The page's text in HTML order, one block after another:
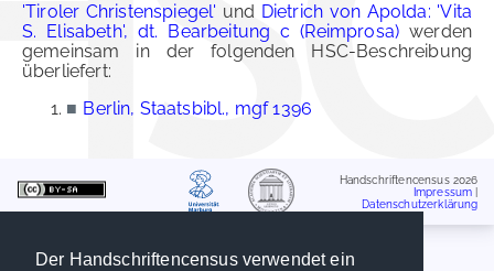
Der Handschriftencensus verwendet ein
'Tiroler Christenspiegel' und Dietrich von Apolda: 'Vita
S. Elisabeth', dt. Bearbeitung c (Reimprosa) werden
gemeinsam in der folgenden HSC-Beschreibung
überliefert:
■ Berlin, Staatsbibl., mgf 1396
Handschriftencensus 2026
Impressum
Datenschutzerklärung